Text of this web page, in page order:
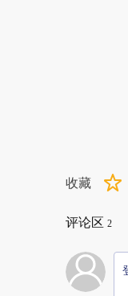
收藏
评论区 2